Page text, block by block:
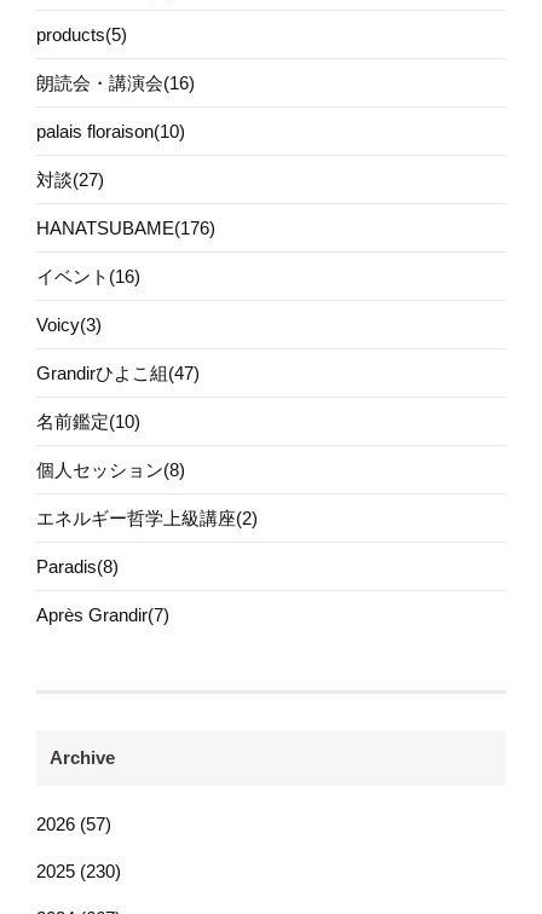
products(5)
朗読会・講演会(16)
palais floraison(10)
対談(27)
HANATSUBAME(176)
イベント(16)
Voicy(3)
Grandirひよこ組(47)
名前鑑定(10)
個人セッション(8)
エネルギー哲学上級講座(2)
Paradis(8)
Après Grandir(7)
Archive
2026 (57)
2025 (230)